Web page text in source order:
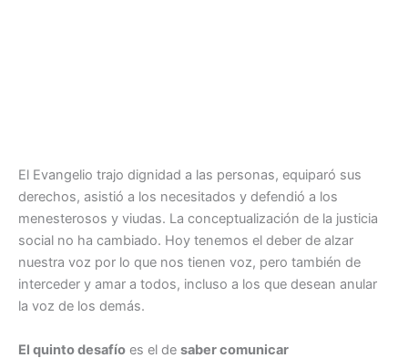
El Evangelio trajo dignidad a las personas, equiparó sus
derechos, asistió a los necesitados y defendió a los
menesterosos y viudas. La conceptualización de la justicia
social no ha cambiado. Hoy tenemos el deber de alzar
nuestra voz por lo que nos tienen voz, pero también de
interceder y amar a todos, incluso a los que desean anular
la voz de los demás.
El quinto desafío es el de saber comunicar